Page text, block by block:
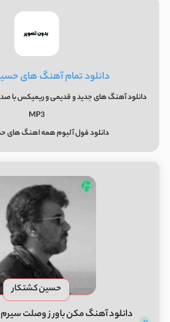
دانلود تمام آهنگ های
دانلود آهنگ های جدید و قدیمی و ریمیکس با
MP3
دانلود فول آلبوم همه اهنگ های
حسین کشتکار
دانلود آهنگ ﻣﻜﻦ ﺑﺎور ز وﺻﻠﺖ